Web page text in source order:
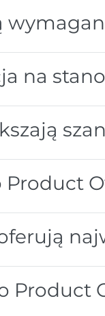
na
Product
Product